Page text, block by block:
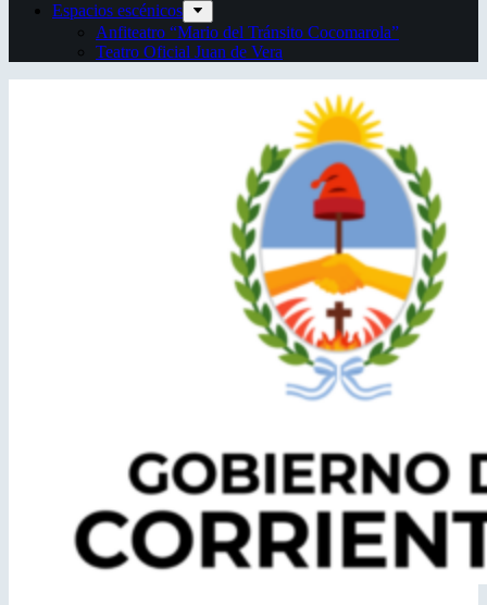
Espacios escénicos
Anfiteatro “Mario del Tránsito Cocomarola”
Teatro Oficial Juan de Vera